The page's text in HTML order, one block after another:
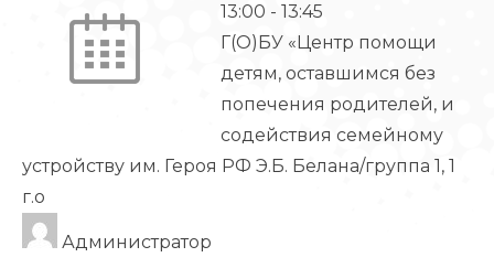
13:00 - 13:45
Г(О)БУ «Центр помощи
детям, оставшимся без
попечения родителей, и
содействия семейному
устройству им. Героя РФ Э.Б. Белана/группа 1, 1
г.о
Администратор